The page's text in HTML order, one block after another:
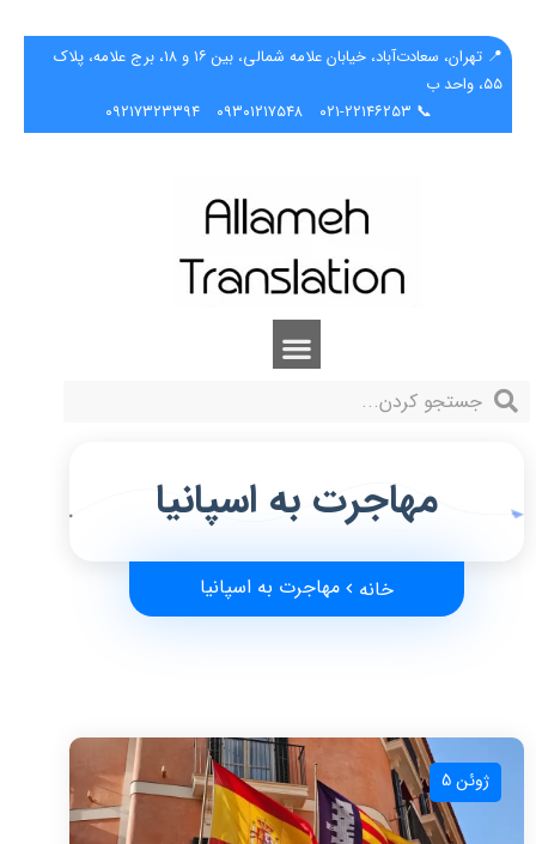
📍 تهران، سعادت‌آباد، خیابان علامه شمالی، بین ۱۶ و ۱۸، برج علامه، پلاک
۵۵، واحد ب
📞 ۰۲۱-۲۲۱۴۶۲۵۳
۰۹۳۰۱۲۱۷۵۴۸ ۰۹۲۱۷۳۲۳۳۹۴
مهاجرت به اسپانیا
خانه مهاجرت به اسپانیا
ژوئن 5